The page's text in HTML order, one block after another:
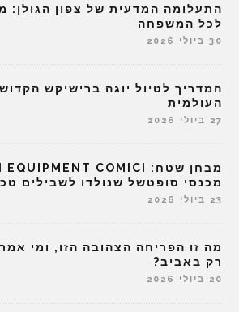
התעלומה המדעית של צפון הגולן:
לכל המשפחה
30 ביולי 2026
המדריך לטיול יוגה ברישיקש
העולמית
27 ביולי 2026
מכנסי סופטשל שנולדו לשבילים
23 ביולי 2026
מה זו הפריחה הצהובה הזו, ומי
רק באביב?
20 ביולי 2026